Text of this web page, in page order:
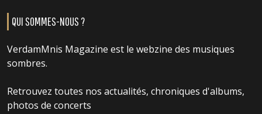
QUI SOMMES-NOUS ?
VerdamMnis Magazine est le webzine des musiques
sombres.
Retrouvez toutes nos actualités, chroniques d'albums,
photos de concerts